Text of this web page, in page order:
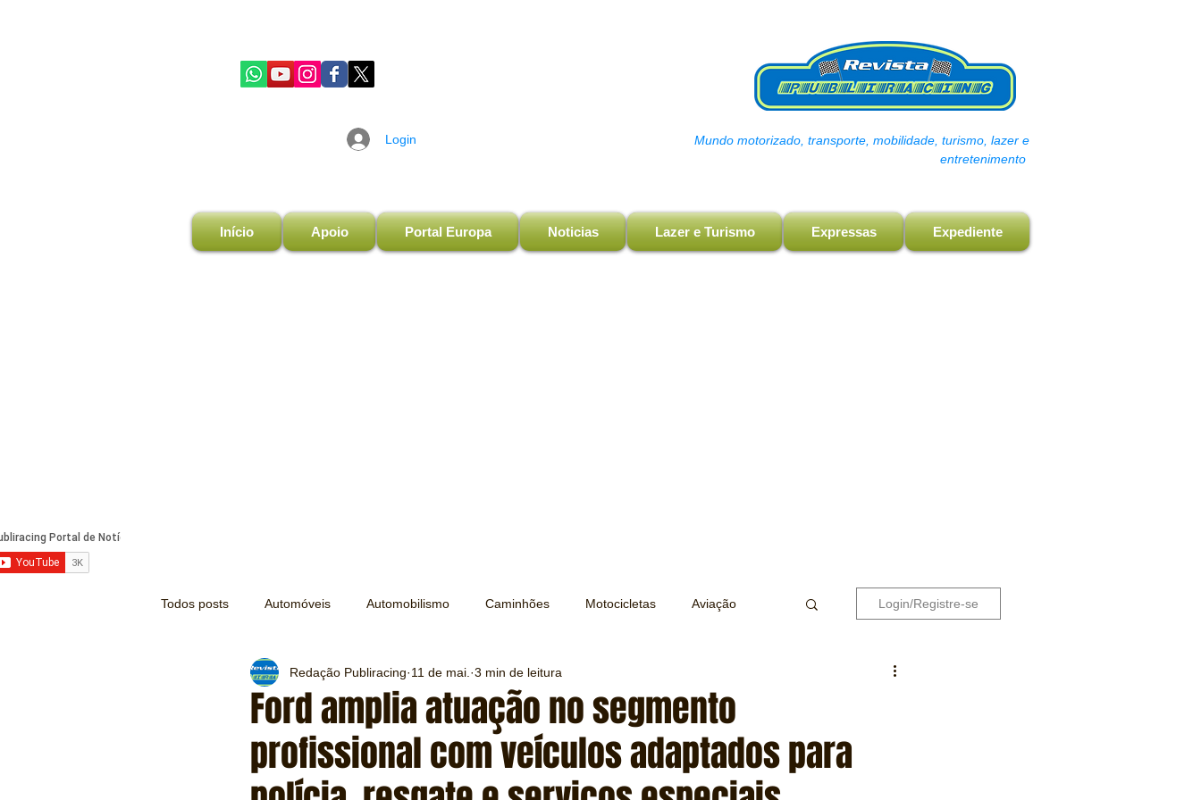
Login
Mundo motorizado, transporte, mobilidade, turismo, lazer e
entretenimento
Início Apoio Portal Europa Noticias Lazer e Turismo Expressas Expediente
Todos posts Automóveis Automobilismo Caminhões Motocicletas Aviação
Turismo Lazer Transporte Trens e Metrô
Mecânica e Peças Segurança Testes e Comparativos Máquinas e Equipamentos
Login/Registre-se
Ford amplia atuação no segmento
profissional com veículos adaptados para
Redação Publiracing 11 de mai. 3 min de leitura